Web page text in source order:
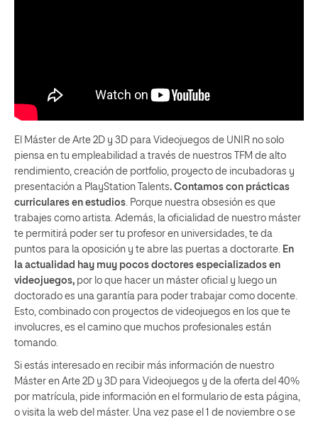
El Máster de Arte 2D y 3D para Videojuegos de UNIR no solo
piensa en tu empleabilidad a través de nuestros TFM de alto
rendimiento, creación de portfolio, proyecto de incubadoras y
presentación a PlayStation Talents. Contamos con prácticas
curriculares en estudios . Porque nuestra obsesión es que
trabajes como artista. Además, la oficialidad de nuestro máster
te permitirá poder ser tu profesor en universidades, te da
puntos para la oposición y te abre las puertas a doctorarte. En
la actualidad hay muy pocos doctores especializados en
videojuegos, por lo que hacer un máster oficial y luego un
doctorado es una garantía para poder trabajar como docente.
Esto, combinado con proyectos de videojuegos en los que te
involucres, es el camino que muchos profesionales están
tomando.
Si estás interesado en recibir más información de nuestro
Máster en Arte 2D y 3D para Videojuegos y de la oferta del 40%
por matrícula, pide información en el formulario de esta página,
o visita la web del máster. Una vez pase el 1 de noviembre o se